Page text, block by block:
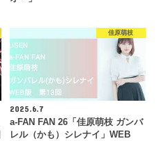
佳原萌枝
2025.6.7
a-FAN FAN 26「佳原萌枝 ガンバ
レル（かも）シレナイ」WEB